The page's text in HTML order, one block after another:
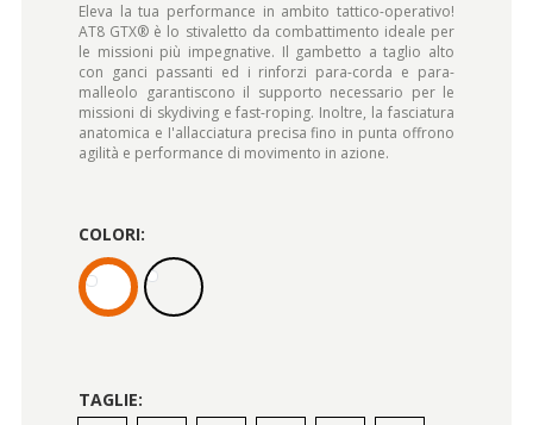
Eleva la tua performance in ambito tattico-operativo!
AT8 GTX® è lo stivaletto da combattimento ideale per
le missioni più impegnative. Il gambetto a taglio alto
con ganci passanti ed i rinforzi para-corda e para-
malleolo garantiscono il supporto necessario per le
missioni di skydiving e fast-roping. Inoltre, la fasciatura
anatomica e I'allacciatura precisa fino in punta offrono
agilità e performance di movimento in azione.
COLORI:
TAGLIE: